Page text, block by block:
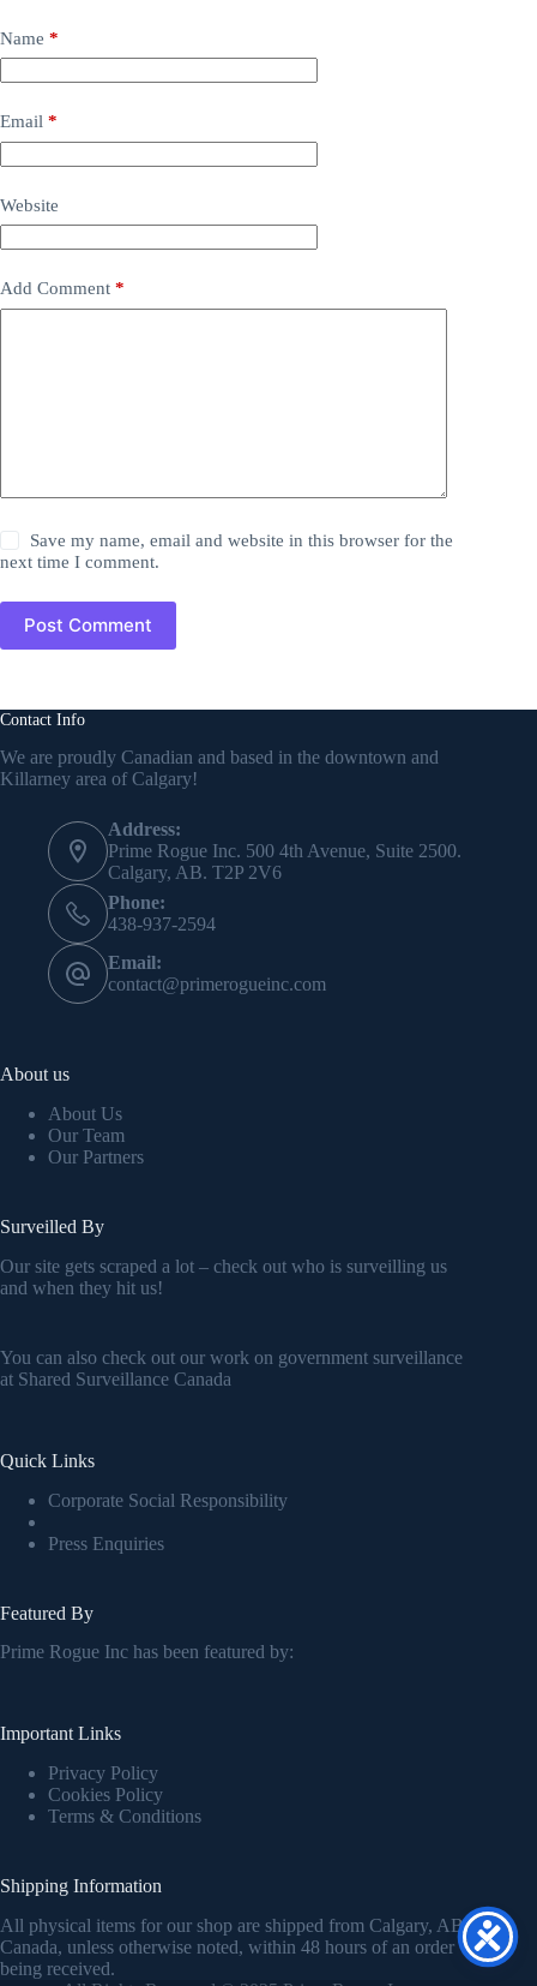
Name *
Email *
Website
Add Comment *
Save my name, email and website in this browser for the
next time I comment.
Post Comment
Contact Info
We are proudly Canadian and based in the downtown and
Killarney area of Calgary!
Address:
Prime Rogue Inc. 500 4th Avenue, Suite 2500.
Calgary, AB. T2P 2V6
Phone:
438-937-2594
Email:
contact@primerogueinc.com
About us
About Us
Our Team
Our Partners
Surveilled By
Our site gets scraped a lot – check out who is surveilling us
and when they hit us!
You can also check out our work on government surveillance
at Shared Surveillance Canada
Quick Links
Corporate Social Responsibility
Press Enquiries
Featured By
Prime Rogue Inc has been featured by:
Important Links
Privacy Policy
Cookies Policy
Terms & Conditions
Shipping Information
All physical items for our shop are shipped from Calgary, AB,
Canada, unless otherwise noted, within 48 hours of an order
being received.